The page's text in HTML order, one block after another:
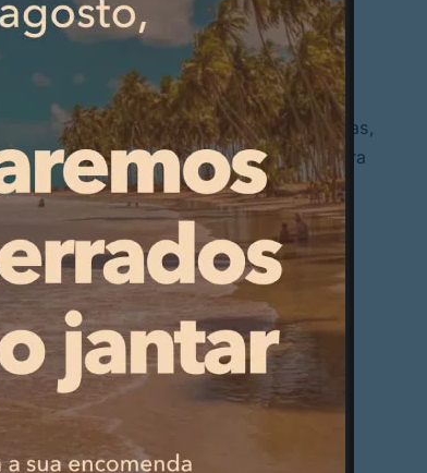
Integrada de Guimarães, de
com a colaboração das várias
e adequados às situações apresentadas,
e o abastecimento público de água, para
serviços.